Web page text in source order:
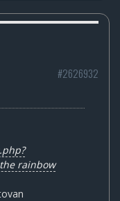
#2626932
rainbow